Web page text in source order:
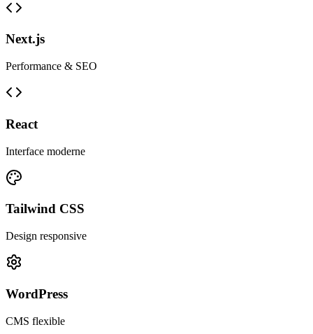
Next.js
Performance & SEO
React
Interface moderne
Tailwind CSS
Design responsive
WordPress
CMS flexible